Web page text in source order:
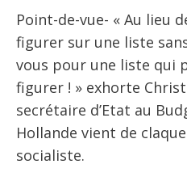
Point-de-vue- « Au lieu
figurer sur une liste
vous pour une liste qui
figurer ! » exhorte
secrétaire d’Etat au
Hollande vient de
socialiste.